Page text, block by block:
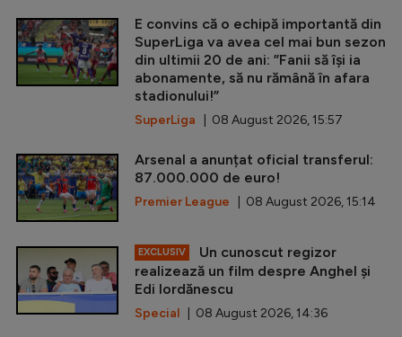
E convins că o echipă importantă din
SuperLiga va avea cel mai bun sezon
din ultimii 20 de ani: ”Fanii să își ia
abonamente, să nu rămână în afara
stadionului!”
SuperLiga | 08 August 2026, 15:57
Arsenal a anunțat oficial transferul:
87.000.000 de euro!
Premier League | 08 August 2026, 15:14
EXCLUSIV
Un cunoscut regizor
realizează un film despre Anghel și
Edi Iordănescu
Special | 08 August 2026, 14:36